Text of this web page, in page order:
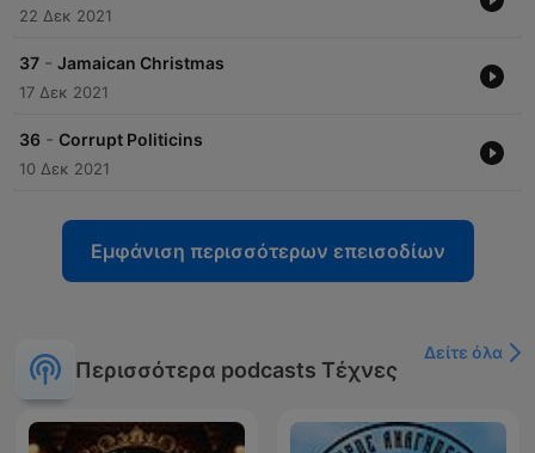
22 Δεκ 2021
37 - Jamaican Christmas
17 Δεκ 2021
36 - Corrupt Politicins
10 Δεκ 2021
Εμφάνιση περισσότερων επεισοδίων
Περισσότερα podcasts Τέχνες
Δείτε όλα